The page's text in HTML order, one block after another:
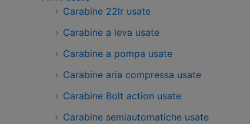
Carabine 22lr usate
Carabine a leva usate
Carabine a pompa usate
Carabine aria compressa usate
Carabine Bolt action usate
Carabine semiautomatiche usate